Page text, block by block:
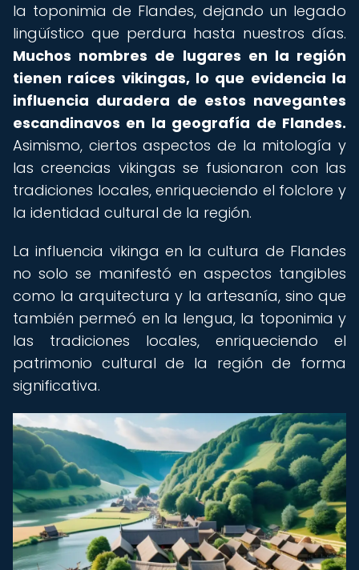
la toponimia de Flandes, dejando un legado
lingüístico que perdura hasta nuestros días.
Muchos nombres de lugares en la región
tienen raíces vikingas, lo que evidencia la
influencia duradera de estos navegantes
escandinavos en la geografía de Flandes.
Asimismo, ciertos aspectos de la mitología y
las creencias vikingas se fusionaron con las
tradiciones locales, enriqueciendo el folclore y
la identidad cultural de la región.
La influencia vikinga en la cultura de Flandes
no solo se manifestó en aspectos tangibles
como la arquitectura y la artesanía, sino que
también permeó en la lengua, la toponimia y
las tradiciones locales, enriqueciendo el
patrimonio cultural de la región de forma
significativa.